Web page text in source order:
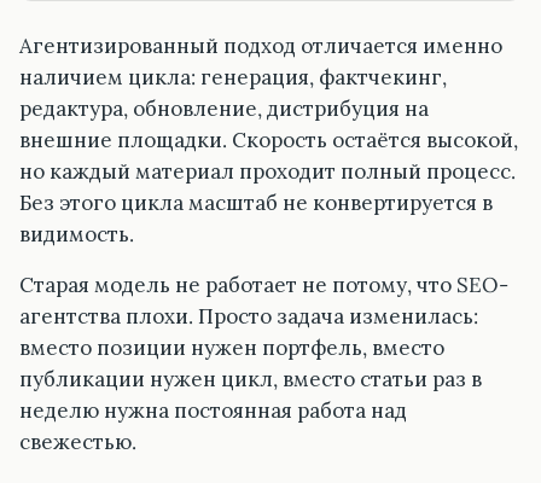
Агентизированный подход отличается именно
наличием цикла: генерация, фактчекинг,
редактура, обновление, дистрибуция на
внешние площадки. Скорость остаётся высокой,
но каждый материал проходит полный процесс.
Без этого цикла масштаб не конвертируется в
видимость.
Старая модель не работает не потому, что SEO-
агентства плохи. Просто задача изменилась:
вместо позиции нужен портфель, вместо
публикации нужен цикл, вместо статьи раз в
неделю нужна постоянная работа над
свежестью.